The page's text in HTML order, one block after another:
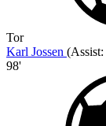
Tor
Karl Jossen (Assist:
98'